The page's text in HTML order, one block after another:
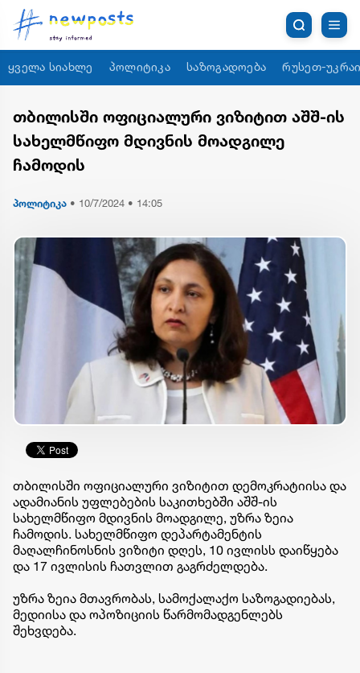
ყველა სიახლე პოლიტიკა საზოგადოება რუსეთ-
თბილისში ოფიციალური ვიზიტით აშშ-ის
სახელმწიფო მდივნის მოადგილე
ჩამოდის
პოლიტიკა • 10/7/2024 • 14:05
თბილისში ოფიციალური ვიზიტით დემოკრატიისა და
ადამიანის უფლებების საკითხებში აშშ-ის
სახელმწიფო მდივნის მოადგილე, უზრა ზეია
ჩამოდის. სახელმწიფო დეპარტამენტის
მაღალჩინოსნის ვიზიტი დღეს, 10 ივლისს დაიწყება
და 17 ივლისის ჩათვლით გაგრძელდება.
უზრა ზეია მთავრობას, სამოქალაქო საზოგადიებას,
მედიისა და ოპოზიციის წარმომადგენლებს
შეხვდება.